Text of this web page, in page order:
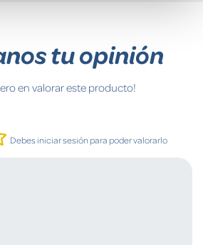
tu opinión
en valorar este producto!
Debes iniciar sesión para poder valorarlo